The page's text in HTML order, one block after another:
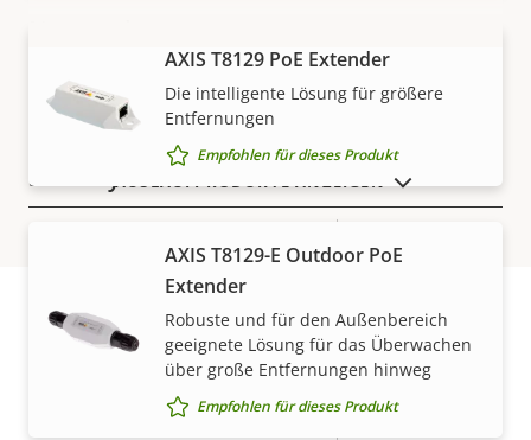
Eigentumsbeschreibung Eigentumswert
PoE-Klasse 3
Security
Eigentumsbeschreibung Eigentumswert
Signiertes OS
Allgemein
Eigentumsbeschreibung Eigentumswert
Lokaler Speicher
(Speicherkarteneinschub)
MEHR ANZEIGEN
AXIS T8129 PoE Extender
Die intelligente Lösung für größere
Entfernungen
Empfohlen für dieses Produkt
AXIS T8129-E Outdoor PoE
Extender
Robuste und für den Außenbereich
geeignete Lösung für das Überwachen
über große Entfernungen hinweg
Empfohlen für dieses Produkt
AUSLAUFPRODUKTE ANZEIGEN
Gewährleistung